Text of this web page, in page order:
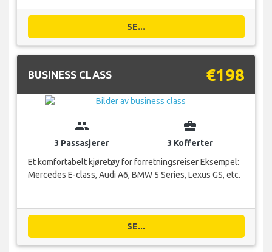
SE...
BUSINESS CLASS €198
group
3 Passasjerer
business_center
3 Kofferter
Et komfortabelt kjøretøy for forretningsreiser Eksempel:
Mercedes E-class, Audi A6, BMW 5 Series, Lexus GS, etc.
SE...